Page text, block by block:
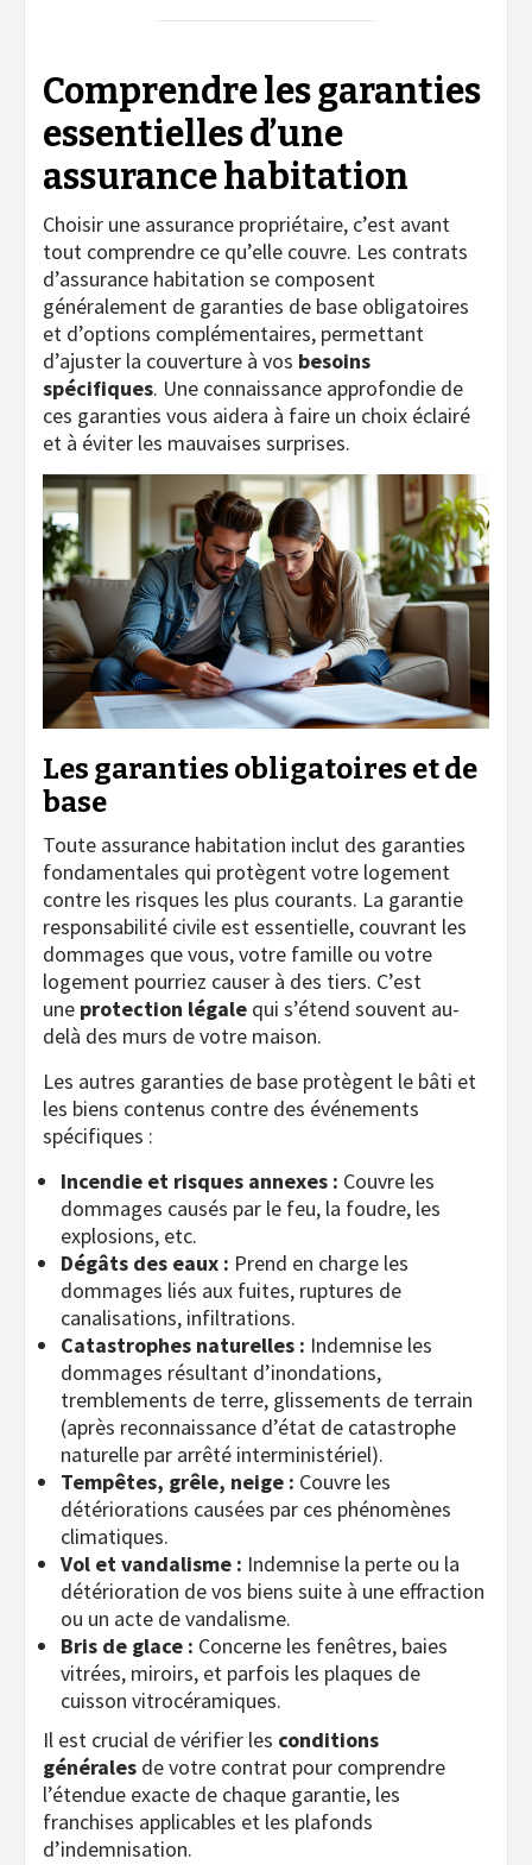
Comprendre les garanties
essentielles d’une
assurance habitation
Choisir une assurance propriétaire, c’est avant
tout comprendre ce qu’elle couvre. Les contrats
d’assurance habitation se composent
généralement de garanties de base obligatoires
et d’options complémentaires, permettant
d’ajuster la couverture à vos besoins
spécifiques. Une connaissance approfondie de
ces garanties vous aidera à faire un choix éclairé
et à éviter les mauvaises surprises.
Les garanties obligatoires et de
base
Toute assurance habitation inclut des garanties
fondamentales qui protègent votre logement
contre les risques les plus courants. La garantie
responsabilité civile est essentielle, couvrant les
dommages que vous, votre famille ou votre
logement pourriez causer à des tiers. C’est
une protection légale qui s’étend souvent au-
delà des murs de votre maison.
Les autres garanties de base protègent le bâti et
les biens contenus contre des événements
spécifiques :
Incendie et risques annexes : Couvre les
dommages causés par le feu, la foudre, les
explosions, etc.
Dégâts des eaux : Prend en charge les
dommages liés aux fuites, ruptures de
canalisations, infiltrations.
Catastrophes naturelles : Indemnise les
dommages résultant d’inondations,
tremblements de terre, glissements de terrain
(après reconnaissance d’état de catastrophe
naturelle par arrêté interministériel).
Tempêtes, grêle, neige : Couvre les
détériorations causées par ces phénomènes
climatiques.
Vol et vandalisme : Indemnise la perte ou la
détérioration de vos biens suite à une effraction
ou un acte de vandalisme.
Bris de glace : Concerne les fenêtres, baies
vitrées, miroirs, et parfois les plaques de
cuisson vitrocéramiques.
Il est crucial de vérifier les conditions
générales de votre contrat pour comprendre
l’étendue exacte de chaque garantie, les
franchises applicables et les plafonds
d’indemnisation.